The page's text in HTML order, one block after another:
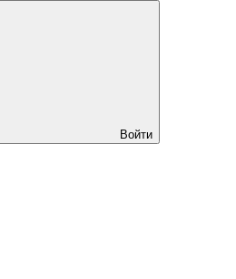
Войти